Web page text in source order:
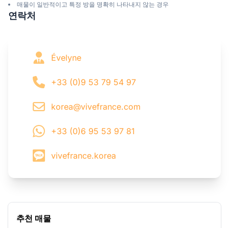
매물이 일반적이고 특정 방을 명확히 나타내지 않는 경우
연락처
Évelyne
+33 (0)9 53 79 54 97
korea@vivefrance.com
+33 (0)6 95 53 97 81
vivefrance.korea
추천 매물